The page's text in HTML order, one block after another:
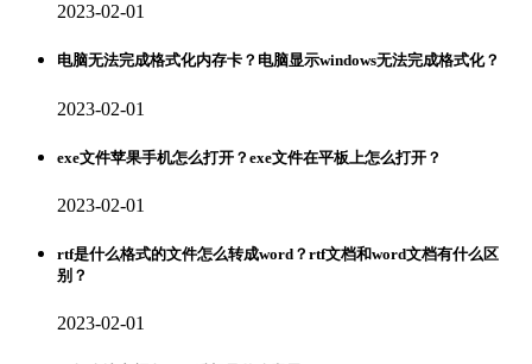
2023-02-01
电脑无法完成格式化内存卡？电脑显示windows无法完成格式化？
2023-02-01
exe文件苹果手机怎么打开？exe文件在平板上怎么打开？
2023-02-01
rtf是什么格式的文件怎么转成word？rtf文档和word文档有什么区
别？
2023-02-01